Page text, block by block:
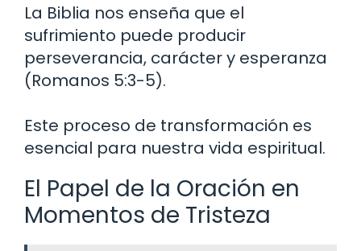
La Biblia nos enseña que el
sufrimiento puede producir
perseverancia, carácter y esperanza
(Romanos 5:3-5).
Este proceso de transformación es
esencial para nuestra vida espiritual.
El Papel de la Oración en
Momentos de Tristeza